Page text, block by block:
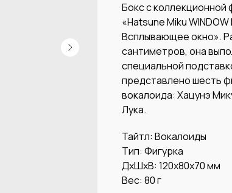
Бокс с коллекционной
«Hatsune Miku
Всплывающее окно».
сантиметров, она
специальной
представлено шесть
вокалоида: Хацунэ
Лука.
Тайтл: Вокалоиды
Тип: Фигурка
ДxШxВ: 120x80x70 мм
Вес: 80 г